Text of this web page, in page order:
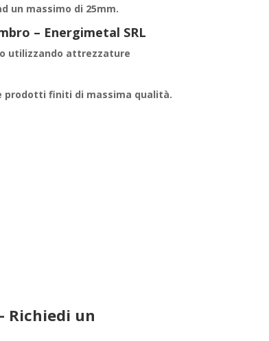
un massimo di 25mm.
– Energimetal SRL
utilizzando attrezzature
prodotti finiti di massima qualità.
Richiedi un